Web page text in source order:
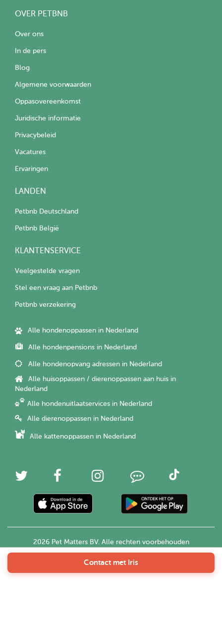
Contact met Iris
OVER PETBNB
Over ons
In de pers
Blog
Algemene voorwaarden
Oppasovereenkomst
Juridische informatie
Privacybeleid
Vacatures
Ervaringen
LANDEN
Petbnb Deutschland
Petbnb België
KLANTENSERVICE
Veelgestelde vragen
Stel een vraag aan Petbnb
Petbnb verzekering
Alle hondenoppassen in Nederland
Alle hondenpensions in Nederland
Alle hondenopvang adressen in Nederland
Alle huisoppassen / dierenoppassen aan huis in
Nederland
Alle hondenuitlaatservices in Nederland
Alle dierenoppassen in Nederland
Alle kattenoppassen in Nederland
2026 Pet Matters BV. Alle rechten voorbehouden